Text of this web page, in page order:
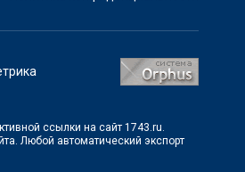
ссылки на сайт 1743.ru.
Любой автоматический экспорт